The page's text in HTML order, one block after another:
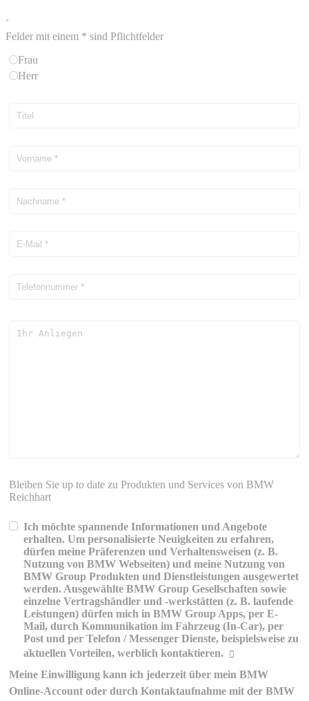
´
Felder mit einem * sind Pflichtfelder
Frau
Herr
Bleiben Sie up to date zu Produkten und Services von BMW
Reichhart
Ich möchte spannende Informationen und Angebote
erhalten. Um personalisierte Neuigkeiten zu erfahren,
dürfen meine Präferenzen und Verhaltensweisen (z. B.
Nutzung von BMW Webseiten) und meine Nutzung von
BMW Group Produkten und Dienstleistungen ausgewertet
werden. Ausgewählte BMW Group Gesellschaften sowie
einzelne Vertragshändler und -werkstätten (z. B. laufende
Leistungen) dürfen mich in BMW Group Apps, per E-
Mail, durch Kommunikation im Fahrzeug (In-Car), per
Post und per Telefon / Messenger Dienste, beispielsweise zu
aktuellen Vorteilen, werblich kontaktieren.
Erklärungen zur werblichen
Meine Einwilligung kann ich jederzeit über mein BMW
Online-Account oder durch Kontaktaufnahme mit der BMW